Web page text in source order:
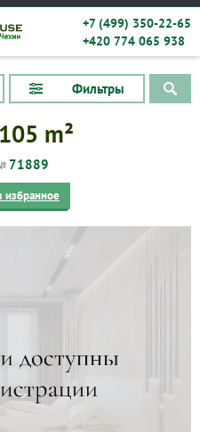
+7 (499) 350-22-65
+420 774 065 938
Фильтры
m²
71889
избранное